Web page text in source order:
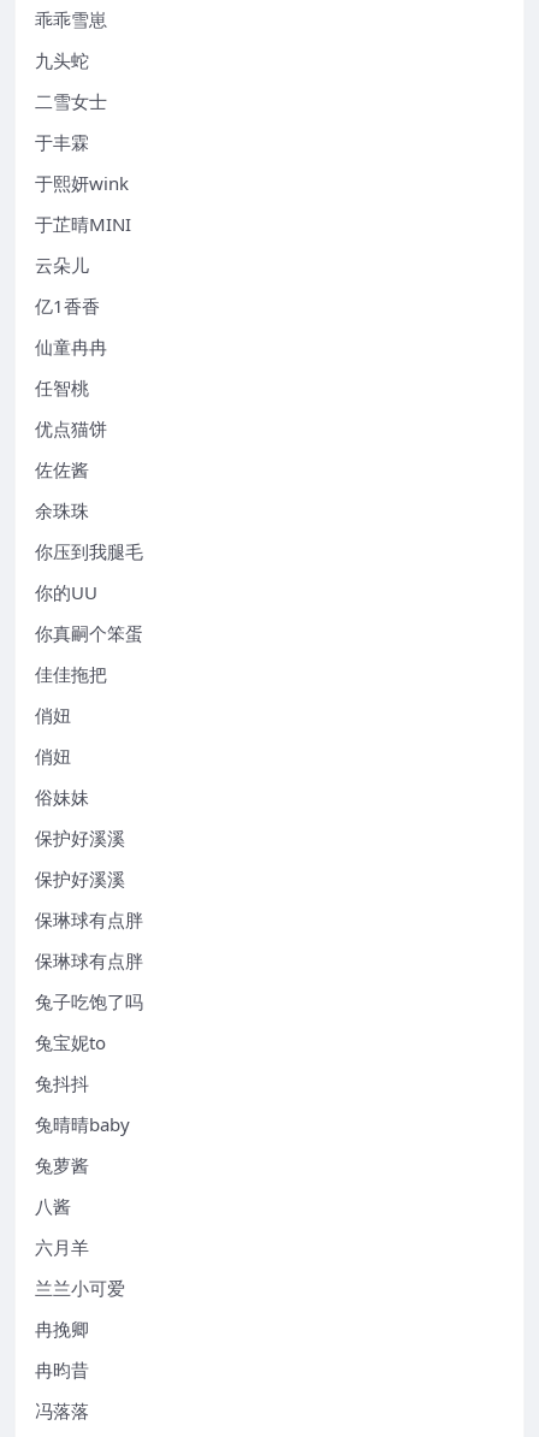
乖乖雪崽
九头蛇
二雪女士
于丰霖
于熙妍wink
于芷晴MINI
云朵儿
亿1香香
仙童冉冉
任智桃
优点猫饼
佐佐酱
余珠珠
你压到我腿毛
你的UU
你真嗣个笨蛋
佳佳拖把
俏妞
俏妞
俗妹妹
保护好溪溪
保护好溪溪
保琳球有点胖
保琳球有点胖
兔子吃饱了吗
兔宝妮to
兔抖抖
兔晴晴baby
兔萝酱
八酱
六月羊
兰兰小可爱
冉挽卿
冉昀昔
冯落落